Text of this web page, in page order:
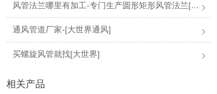
风管法兰哪里有加工-专门生产圆形矩形风管法兰[大世界通风]
通风管道厂家-[大世界通风]
买螺旋风管就找[大世界]
相关产品